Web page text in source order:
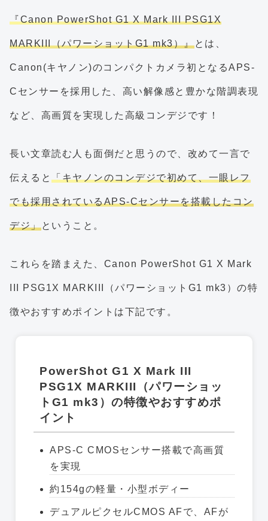
『Canon PowerShot G1 X Mark III PSG1X
MARKIII（パワーショットG1 mk3）』とは、
Canon(キヤノン)のコンパクトカメラ初となるAPS-
Cセンサーを採用した、高い解像感と豊かな階調表現
など、高画質を実現した高級コンデジです！
長い文章読む人も面倒だと思うので、改めて一言で
伝えると 「キヤノンのコンデジで初めて、一眼レフ
でも採用されているAPS-Cセンサーを搭載したコン
デジ」ということ。
これらを踏まえた、Canon PowerShot G1 X Mark
III PSG1X MARKIII（パワーショットG1 mk3）の特
徴やおすすめポイントは下記です。
PowerShot G1 X Mark III
PSG1X MARKIII（パワーショッ
トG1 mk3）の特徴やおすすめポ
イント
APS-C CMOSセンサー搭載で高画質
を実現
約154gの軽量・小型ボディー
デュアルピクセルCMOS AFで、AFが